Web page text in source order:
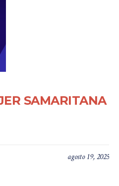
SAMARITANA
agosto 19, 2025